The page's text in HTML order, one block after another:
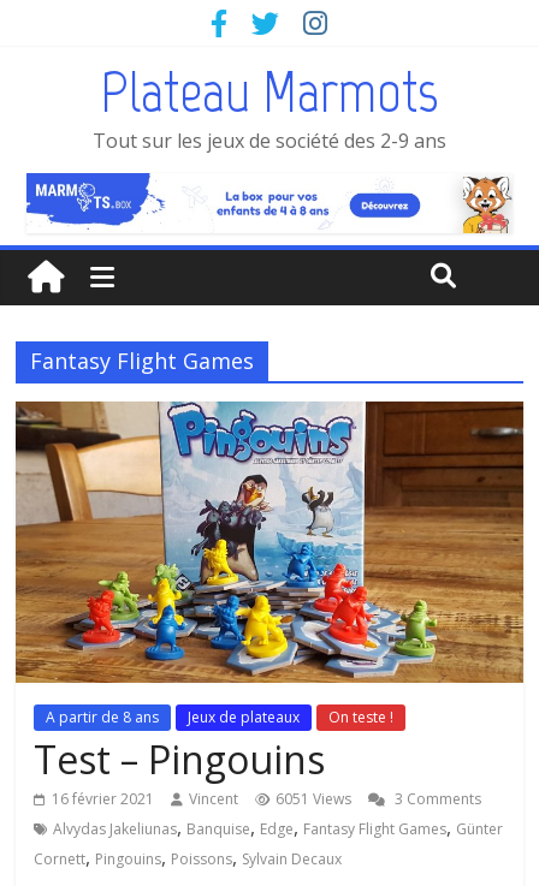
Plateau Marmots
Tout sur les jeux de société des 2-9 ans
Fantasy Flight Games
A partir de 8 ans Jeux de plateaux On teste !
Test – Pingouins
16 février 2021 Vincent 6051 Views
3 Comments
Alvydas Jakeliunas, Banquise, Edge, Fantasy Flight Games, Günter
Cornett, Pingouins, Poissons, Sylvain Decaux